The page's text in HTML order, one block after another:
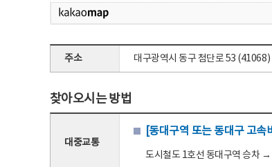
주소 대구광역시 동구 첨단로 53 (41068)
찾아오시는 방법
대중교통
[동대구역 또는 동대구 고속
도시철도 1호선 동대구역 승차